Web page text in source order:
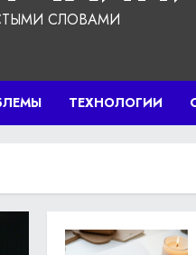
СЛОВАМИ
ТЕХНОЛОГИИ